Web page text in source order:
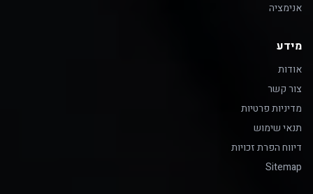
אנימציה
מידע
אודות
צור קשר
מדיניות פרטיות
תנאי שימוש
דיווח הפרת זכויות
Sitemap